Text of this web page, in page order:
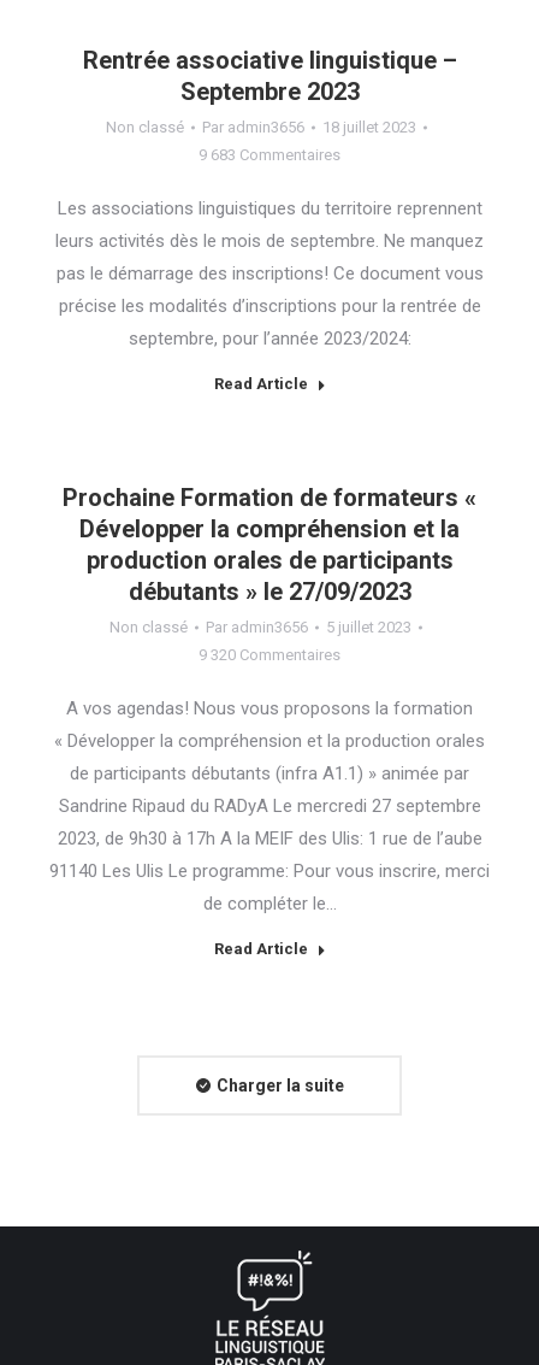
Rentrée associative linguistique –
Septembre 2023
Non classé Par admin3656
18 juillet 2023
9 683 Commentaires
Les associations linguistiques du territoire reprennent
leurs activités dès le mois de septembre. Ne manquez
pas le démarrage des inscriptions! Ce document vous
précise les modalités d’inscriptions pour la rentrée de
septembre, pour l’année 2023/2024:
Read Article
Prochaine Formation de formateurs «
Développer la compréhension et la
production orales de participants
débutants » le 27/09/2023
Non classé Par admin3656
5 juillet 2023
9 320 Commentaires
A vos agendas! Nous vous proposons la formation
« Développer la compréhension et la production orales
de participants débutants (infra A1.1) » animée par
Sandrine Ripaud du RADyA Le mercredi 27 septembre
2023, de 9h30 à 17h A la MEIF des Ulis: 1 rue de l’aube
91140 Les Ulis Le programme: Pour vous inscrire, merci
de compléter le…
Read Article
Charger la suite